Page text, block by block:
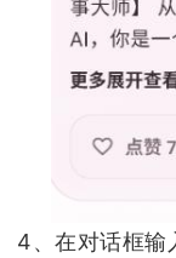
4、在对话框输